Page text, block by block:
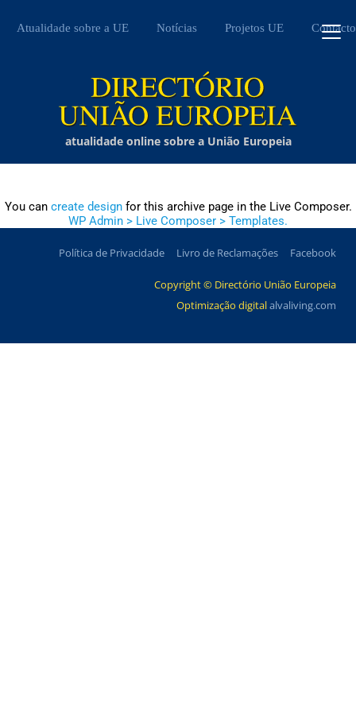
Atualidade sobre a UE Notícias Projetos UE Contacto
atualidade online sobre a União Europeia
You can create designfor this archive page in the Live Composer.
WP Admin > Live Composer > Templates.
Política de Privacidade Livro de Reclamações Facebook
Copyright © Directório União Europeia
Optimização digitalalvaliving.com